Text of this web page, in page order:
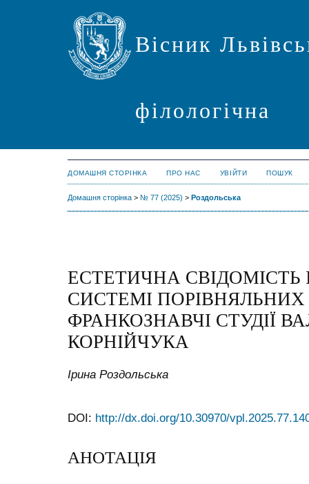
Вісник
філологічна
ДОМАШНЯ СТОРІНКА ПРО НАС УВІЙТИ ПОШУК
Домашня сторінка > № 77 (2025) > Роздольська
ЕСТЕТИЧНА СВІДОМІСТЬ
СИСТЕМІ
ФРАНКОЗНАВЧІ СТУДІЇ
КОРНІЙЧУКА
Ірина Роздольська
DOI: http://dx.doi.org/10.30970/
АНОТАЦІЯ